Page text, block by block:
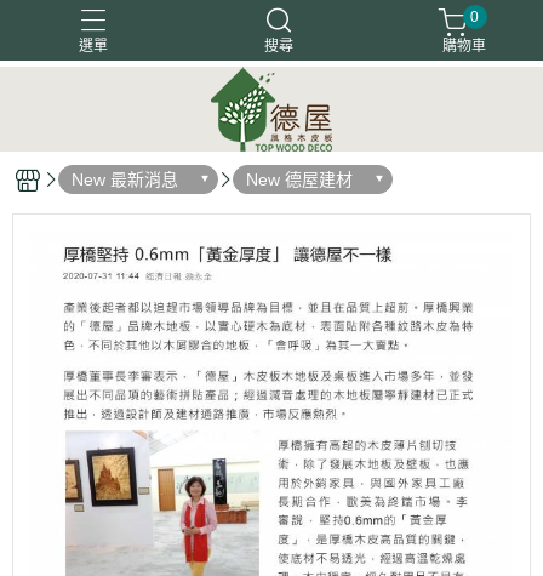
選單 搜尋
木箔藝術
0
購物車
New 最新消息 New 德屋建材